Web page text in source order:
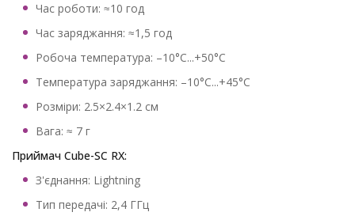
Час роботи: ≈10 год
Час заряджання: ≈1,5 год
Робоча температура: –10°C...+50°C
Температура заряджання: –10°C...+45°C
Розміри: 2.5×2.4×1.2 см
Вага: ≈ 7 г
Приймач Cube-SC RX:
З'єднання: Lightning
Тип передачі: 2,4 ГГц